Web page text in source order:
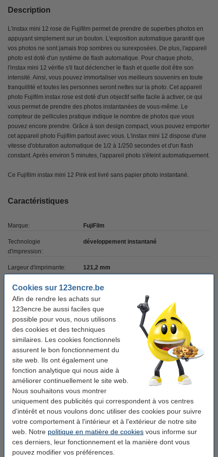
Cookies sur 123encre.be
Afin de rendre les achats sur
123encre.be aussi faciles que
possible pour vous, nous utilisons
des cookies et des techniques
similaires. Les cookies fonctionnels
assurent le bon fonctionnement du
site web. Ils ont également une
fonction analytique qui nous aide à
améliorer continuellement le site web.
Nous souhaitons vous montrer
uniquement des publicités qui correspondent à vos centres
d'intérêt et nous voulons donc utiliser des cookies pour suivre
votre comportement à l'intérieur et à l'extérieur de notre site
web. Notre politique en matière de cookies vous informe sur
ces derniers, leur fonctionnement et la manière dont vous
pouvez modifier vos préférences.
Description
L'instax mini 12 rose de Fujifilm permet de prendre de superbes photos en
appuyant simplement sur un bouton. L'exposition automatique garantit que
vos photos ne sont jamais trop sombres ou surexposées. De plus, l'appareil
photo est doté d'un système de flash automatique. Pour chaque photo,
l'instax mini 12 vérifie s'il faut déclencher le flash et quelle doit être son
intensité. Ainsi, vous pouvez immortaliser vos meilleurs souvenirs en toute
tranquillité et toutes les personnes seront nettes sur la photo. Cet appareil
photo Fujifilm instax rose est doté d'un objectif selfie facile à activer, ce qui
vous permet de prendre des photos instantanées de vous-même. Le
compteur de pellicules pratique indique le nombre de photos que vous
pouvez encore prendre. Grâce à son design compact, vous pouvez emporter
cet appareil photo Fujifilm partout avec vous. L'instax mini 12 dispose d'une
vitesse d'obturation automatique de 1/2 à 1/250 secondes et d'un flash
constant. Après environ 5 minutes, l'appareil photo s'éteint automatiquement.
Ce Fujifilm instax mini 12 Pink est livré sans papier photo instantané.
Caractéristiques
Marque: FujiFilm
Technologie
d'impression:
développement instantané
Largeur d'imprimante: 121,2 mm
Profondeur
107,6 mm
Hauteur d'imprimante: 67,3 mm
Alimentation: piles AA
Infos supplémentaires: votre ancien appareil
Commandez des piles supplémentaires
Q-Nomic MN1500 Penlite piles AA 24 pièces
14,95 €
Commandez du film supplémentaire
Fujifilm instax mini film (20 feuilles)
22,50 €